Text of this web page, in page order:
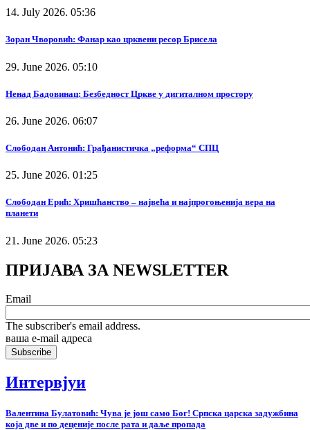
14. July 2026. 05:36
Зоран Чворовић: Фанар као црквени ресор Брисела
29. June 2026. 05:10
Ненад Бадовинац: Безбедност Цркве у дигиталном простору
26. June 2026. 06:07
Слободан Антонић: Грађанистичка „реформа“ СПЦ
25. June 2026. 01:25
Слободан Ерић: Хришћанство – највећа и најпрогоњенија вера на
планети
21. June 2026. 05:23
ПРИЈАВА ЗА NEWSLETTER
Email
The subscriber's email address.
ваша е-mail адреса
Интервјуи
Валентина Булатовић: Чува је још само Бог! Српска царска задужбина
која две и по деценије после рата и даље пропада